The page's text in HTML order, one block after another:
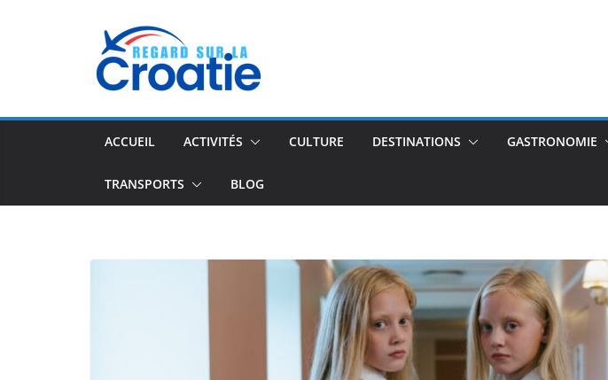
ACCUEIL ACTIVITÉS CULTURE DESTINATIONS GASTRONOMIE
TRANSPORTS BLOG